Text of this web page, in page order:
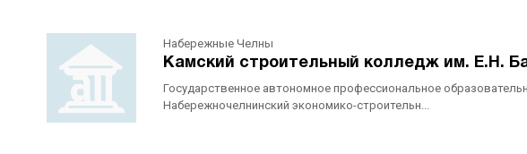
Набережные Челны
Камский строительный колледж им. Е.Н.
Государственное автономное профессиональное
Набережночелнинский экономико-строительн...